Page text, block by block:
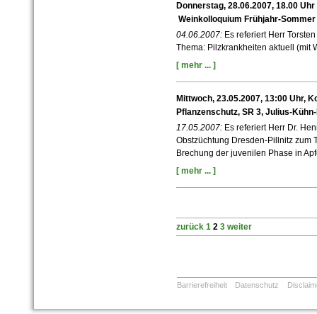
Donnerstag, 28.06.2007, 18.00
Weinkolloquium Frühjahr-Sommer
04.06.2007: Es referiert Herr
Thema: Pilzkrankheiten aktuell (mit
[ mehr ... ]
Mittwoch, 23.05.2007, 13:00 Uhr,
Pflanzenschutz, SR 3, Julius-
17.05.2007: Es referiert Herr Dr.
Obstzüchtung Dresden-Pillnitz zum
Brechung der juvenilen Phase in
[ mehr ... ]
zurück 12 3 weiter
Barrierefreiheit Datenschutz